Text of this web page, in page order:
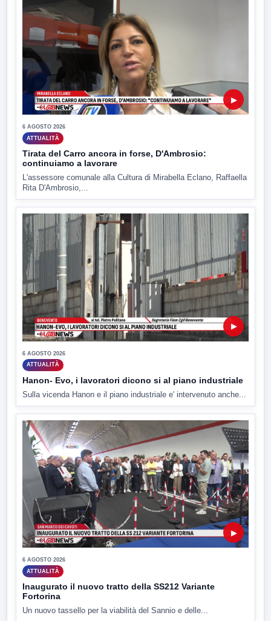
▶
6 AGOSTO 2026
ATTUALITÀ
Tirata del Carro ancora in forse, D'Ambrosio:
continuiamo a lavorare
L'assessore comunale alla Cultura di Mirabella Eclano, Raffaella
Rita D'Ambrosio,...
▶
6 AGOSTO 2026
ATTUALITÀ
Hanon- Evo, i lavoratori dicono si al piano industriale
Sulla vicenda Hanon e il piano industriale e' intervenuto anche...
▶
6 AGOSTO 2026
ATTUALITÀ
Inaugurato il nuovo tratto della SS212 Variante
Fortorina
Un nuovo tassello per la viabilità del Sannio e delle...